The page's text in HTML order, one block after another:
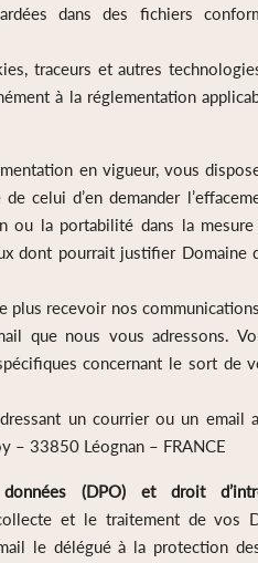
dans des fichiers
traceurs et autres
à la réglementation
en vigueur, vous
celui d’en demander
ou la portabilité dans la
dont pourrait justifier Domaine
plus recevoir nos
que nous vous adressons.
concernant le sort de
un courrier ou un email
– 33850 Léognan – FRANCE
(DPO) et droit
et le traitement de vos
le délégué à la protection